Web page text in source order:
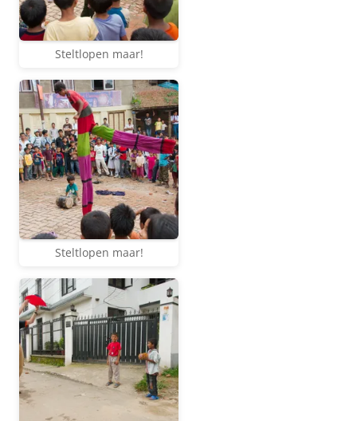
Steltlopen maar!
Steltlopen maar!